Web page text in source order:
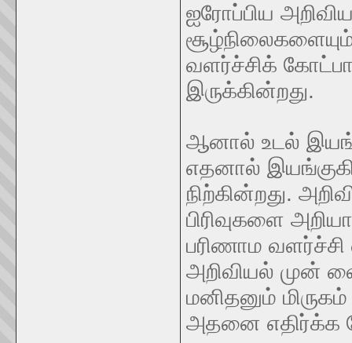
ஐரோப்பிய
வளர்ச்சிக்
இருக்கின்றது.
ஆனால் உடல்
எதனால்
நிற்கின்றது.
பிரிவுகளை
பரிணாம
அறிவியல் முன்
மனிதனும்
அதனை எதிர்க்க